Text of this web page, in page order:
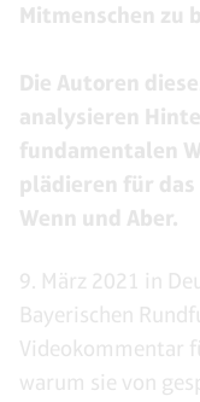
Mitmenschen zu
Die Autoren
analysieren
fundamentalen
plädieren für
Wenn und Aber.
9. März 2021 in
Bayerischen
Videokommentar
warum sie von